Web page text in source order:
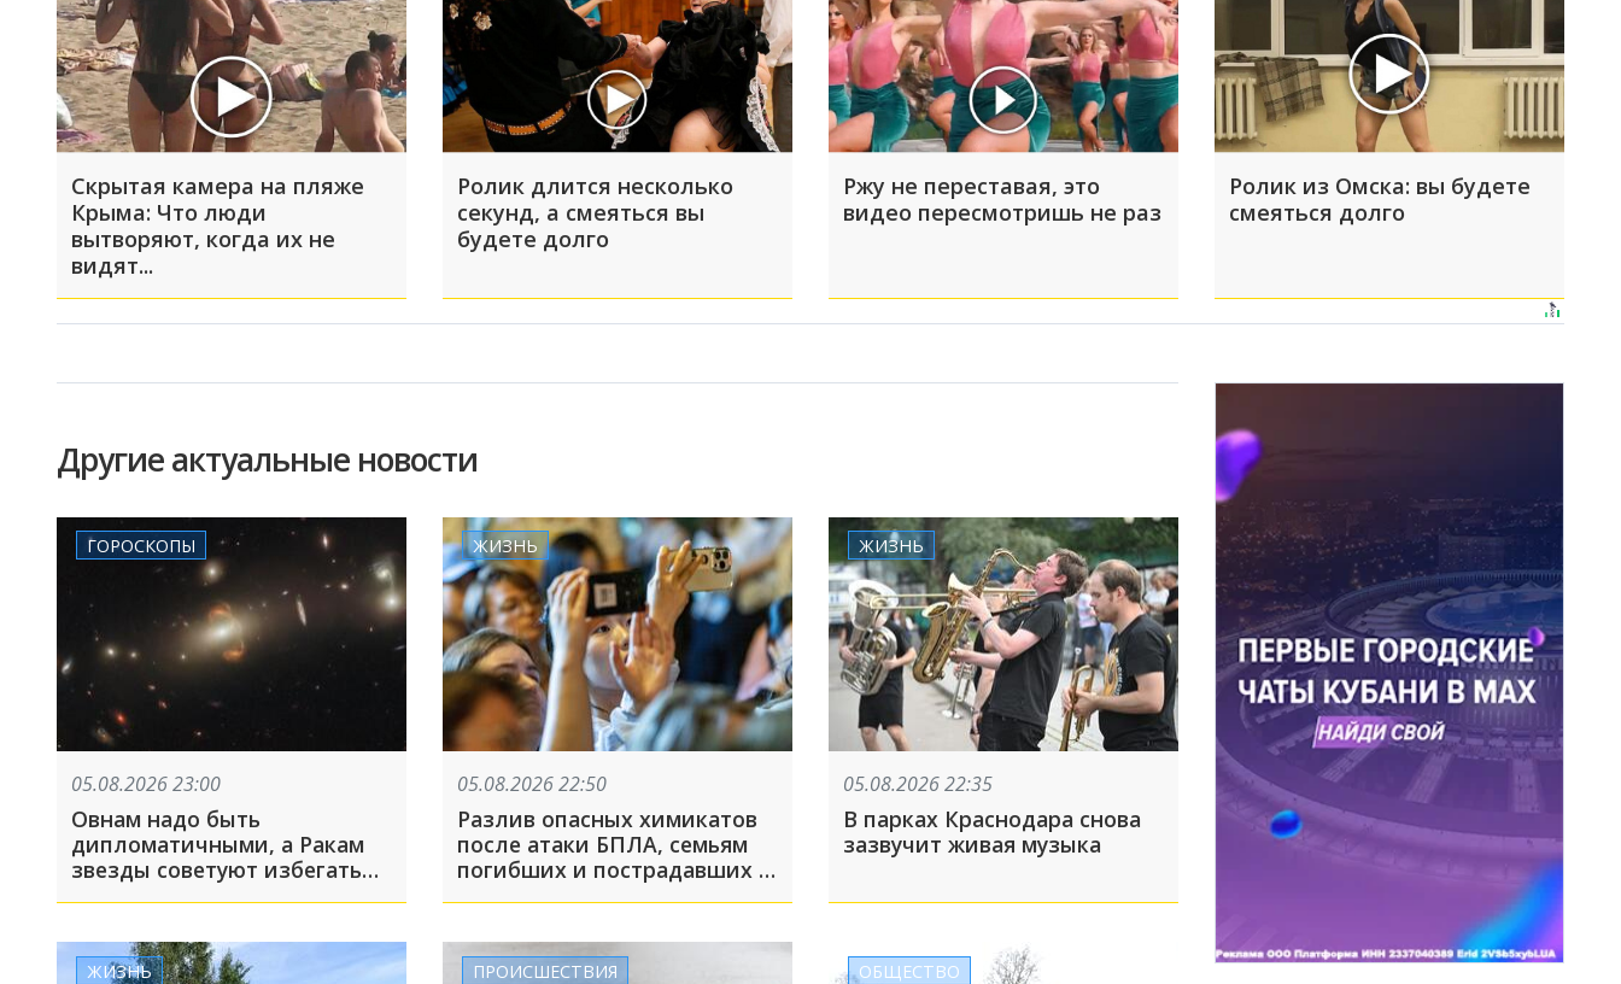
Скрытая камера на пляже
Крыма: Что люди
вытворяют, когда их не
видят...
Ролик длится несколько
секунд, а смеяться вы
будете долго
Ржу не переставая, это
видео пересмотришь не раз
Ролик из Омска: вы будете
смеяться долго
Другие актуальные новости
ГОРОСКОПЫ
05.08.2026 23:00
Овнам надо быть
дипломатичными, а Ракам
звезды советуют избегать
критики в личных
ЖИЗНЬ
05.08.2026 22:50
Разлив опасных химикатов
после атаки БПЛА, семьям
погибших и пострадавших в
Архипо-Осиповке помогут
5 августа
ЖИЗНЬ
05.08.2026 22:35
В парках Краснодара снова
зазвучит живая музыка
ЖИЗНЬ ПРОИСШЕСТВИЯ ОБЩЕСТВО